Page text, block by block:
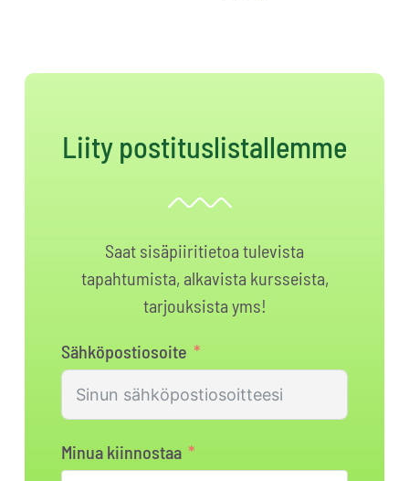
Liity postituslistallemme
Saat sisäpiiritietoa tulevista
tapahtumista, alkavista kursseista,
tarjouksista yms!
Sähköpostiosoite
Minua kiinnostaa